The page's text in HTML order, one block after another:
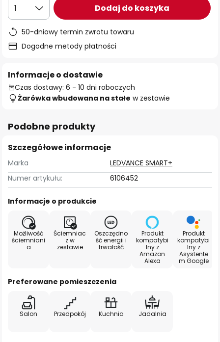
1 Dodaj do koszyka
50-dniowy termin zwrotu towaru
Dogodne metody płatności
Informacje o dostawie
Czas dostawy: 6 - 10 dni roboczych
Żarówka wbudowana na stałe w zestawie
Podobne produkty
Szczegółowe informacje
Marka
LEDVANCE SMART+
Numer artykułu:
6106452
Informacje o produkcie
Możliwość
ściemniani
a
Ściemniac
z w
zestawie
Oszczędno
ść energii i
trwałość
Produkt
kompatybi
lny z
Amazon
Alexa
Produkt
kompatybi
lny z
Asystente
m Google
Preferowane pomieszczenia
Salon Przedpokój Kuchnia Jadalnia